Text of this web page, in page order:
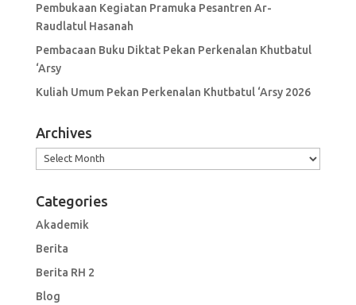
Pembukaan Kegiatan Pramuka Pesantren Ar-
Raudlatul Hasanah
Pembacaan Buku Diktat Pekan Perkenalan Khutbatul
‘Arsy
Kuliah Umum Pekan Perkenalan Khutbatul ‘Arsy 2026
Archives
Archives
Categories
Akademik
Berita
Berita RH 2
Blog